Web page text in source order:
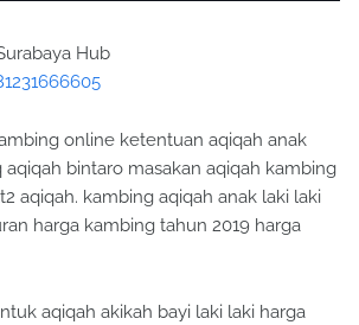
Hub
online ketentuan aqiqah anak
aqiqah bintaro masakan aqiqah kambing
aqiqah. kambing aqiqah anak laki laki
harga kambing tahun 2019 harga
aqiqah akikah bayi laki laki harga